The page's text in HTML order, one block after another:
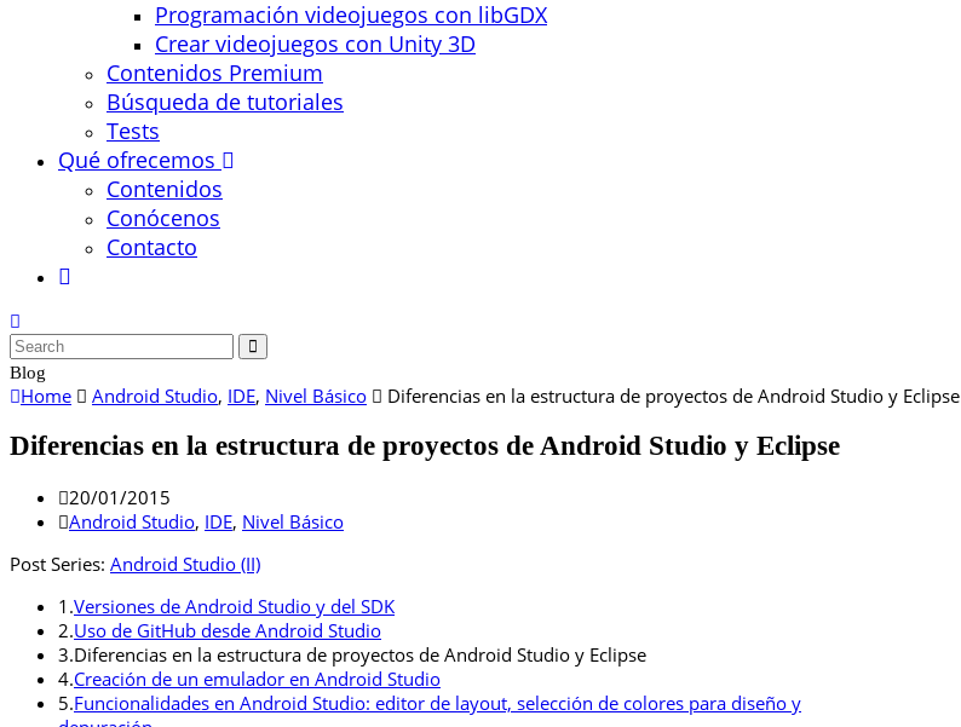
Programación videojuegos con libGDX
Crear videojuegos con Unity 3D
Contenidos Premium
Búsqueda de tutoriales
Tests
Qué ofrecemos
Contenidos
Conócenos
Contacto
Blog
Home Android Studio, IDE, Nivel Básico Diferencias en la estructura de proyectos de Android Studio y Eclipse
Diferencias en la estructura de proyectos de Android Studio y Eclipse
20/01/2015
Android Studio, IDE, Nivel Básico
Post Series: Android Studio (II)
1.Versiones de Android Studio y del SDK
2.Uso de GitHub desde Android Studio
3.Diferencias en la estructura de proyectos de Android Studio y Eclipse
4.Creación de un emulador en Android Studio
5.Funcionalidades en Android Studio: editor de layout, selección de colores para diseño y